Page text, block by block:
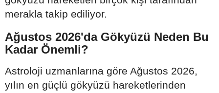
merakla takip ediliyor.
Ağustos 2026'da Gökyüzü Neden Bu
Kadar Önemli?
Astroloji uzmanlarına göre Ağustos 2026,
yılın en güçlü gökyüzü hareketlerinden